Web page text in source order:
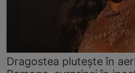
Dragostea plutește în